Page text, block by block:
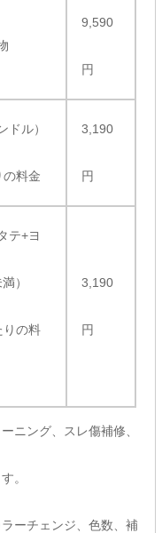
9,590
円
ドル）
料金
3,190
円
テ+ヨ
）
の料
3,190
円
ニング、スレ傷補修、
。
ーチェンジ、色数、補